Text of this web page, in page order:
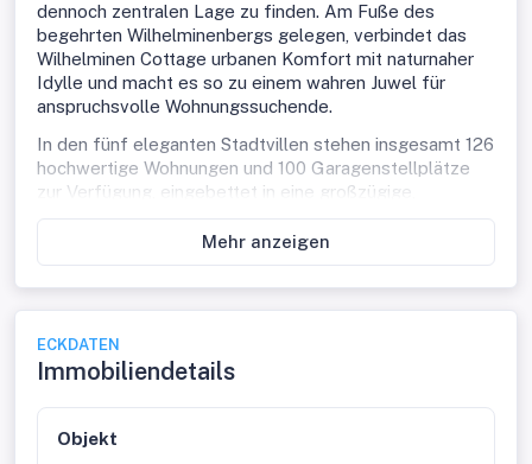
dennoch zentralen Lage zu finden. Am Fuße des
begehrten Wilhelminenbergs gelegen, verbindet das
Wilhelminen Cottage urbanen Komfort mit naturnaher
Idylle und macht es so zu einem wahren Juwel für
anspruchsvolle Wohnungssuchende.
In den fünf eleganten Stadtvillen stehen insgesamt 126
hochwertige Wohnungen und 100 Garagenstellplätze
zur Verfügung, eingebettet in eine großzügige,
parkähnliche Grünanlage. Diese erstklassige Cottage-
Lage bietet nicht nur Ruhe und Erholung, sondern auch
eine perfekte Anbindung an die städtische
Infrastruktur.
Die Stadtvillen bieten weit mehr als nur exklusiven
Wohnraum – sie verkörpern ein nachhaltiges
Wohnkonzept. Durch die Nutzung von Geothermie und
Photovoltaik profitieren Sie von ökonomischen und
Mehr anzeigen
ECKDATEN
Immobiliendetails
Objekt